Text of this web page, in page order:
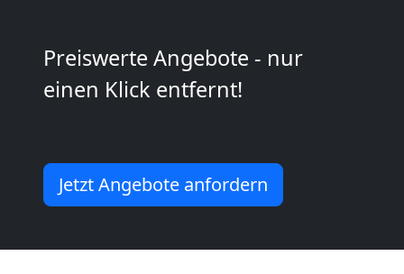
Preiswerte Angebote - nur
einen Klick entfernt!
Jetzt Angebote anfordern
Kleintransport
Wiener
Möbelmontage
Wiener